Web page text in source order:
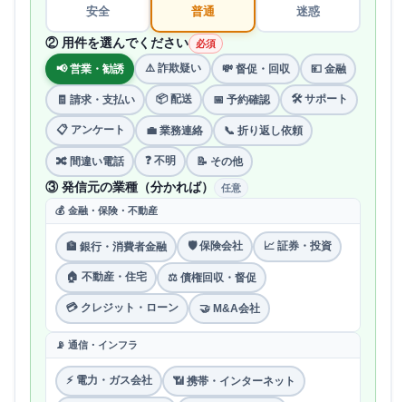
安全 普通 迷惑
② 用件を選んでください 必須
📢 営業・勧誘 ⚠️ 詐欺疑い 💸 督促・回収 💴 金融
🧾 請求・支払い 📦 配送 📅 予約確認 🛠 サポート
📋 アンケート 💼 業務連絡 📞 折り返し依頼
🔀 間違い電話 ❓ 不明 📝 その他
③ 発信元の業種（分かれば） 任意
💰 金融・保険・不動産
🏦 銀行・消費者金融 🛡 保険会社 📈 証券・投資
🏠 不動産・住宅 ⚖️ 債権回収・督促
💳 クレジット・ローン 🤝 M&A会社
📡 通信・インフラ
⚡ 電力・ガス会社 📶 携帯・インターネット